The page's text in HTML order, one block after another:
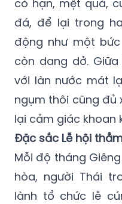
có hạn, mệt quá,
đá, để lại trong
động như một
còn dang dở.
với làn nước mát
ngụm thôi cũng đủ
lại cảm giác khoan
Đặc sắc Lễ hội
Mỗi độ tháng
hòa, người Thái
lành tổ chức lễ